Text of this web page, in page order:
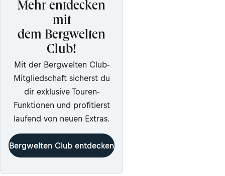
Mehr entdecken
mit
dem Bergwelten
Club!
Mit der Bergwelten Club-
Mitgliedschaft sicherst du
dir exklusive Touren-
Funktionen und profitierst
laufend von neuen Extras.
Bergwelten Club entdecken